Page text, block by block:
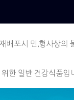
배포시 민,형사상의
한 일반 건강식품입